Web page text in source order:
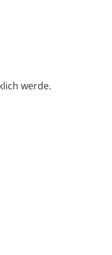
werde.